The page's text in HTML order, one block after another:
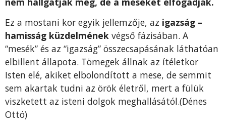
Ez a mostani kor egyik jellemzője, az igazság –
hamisság küzdelmének végső fázisában. A
“mesék” és az “igazság” összecsapásának láthatóan
elbillent állapota. Tömegek állnak az ítéletkor
Isten elé, akiket elbolondított a mese, de semmit
sem akartak tudni az örök életről, mert a fülük
viszketett az isteni dolgok meghallásától.(Dénes
Ottó)